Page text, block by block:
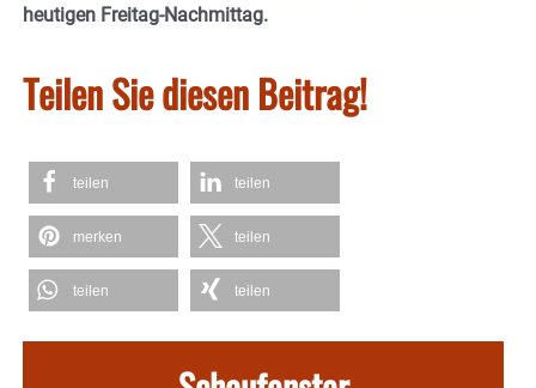
heutigen Freitag-Nachmittag.
Teilen Sie diesen Beitrag!
teilen teilen
merken teilen
teilen teilen